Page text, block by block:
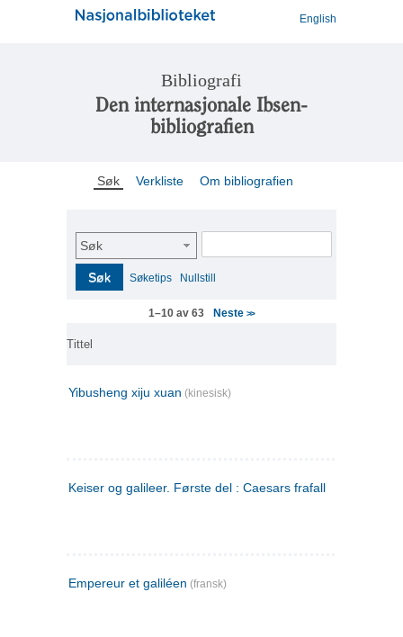
English
Bibliografi
Den internasjonale Ibsen-
bibliografien
Søk Verkliste Om bibliografien
Søk
Søk Søketips Nullstill
1–10 av 63 Neste>>
Tittel
Yibusheng xiju xuan (kinesisk)
Keiser og galileer. Første del : Caesars frafall
Empereur et galiléen (fransk)